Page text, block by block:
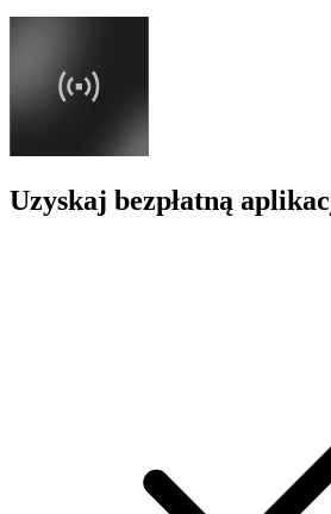
Uzyskaj bezpłatną